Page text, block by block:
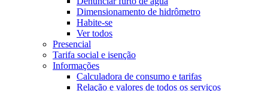
Dimensionamento de hidrômetro
Habite-se
Ver todos
Presencial
Tarifa social e isenção
Informações
Calculadora de consumo e tarifas
Relação e valores de todos os serviços